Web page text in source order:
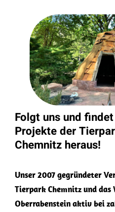
Folgt uns und
Projekte der
Chemnitz heraus!
Unser 2007 gegründeter
Tierpark Chemnitz und
Oberrabenstein aktiv bei